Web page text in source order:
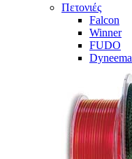
Πετονιές
Falcon
Winner
FUDO
Dyneema